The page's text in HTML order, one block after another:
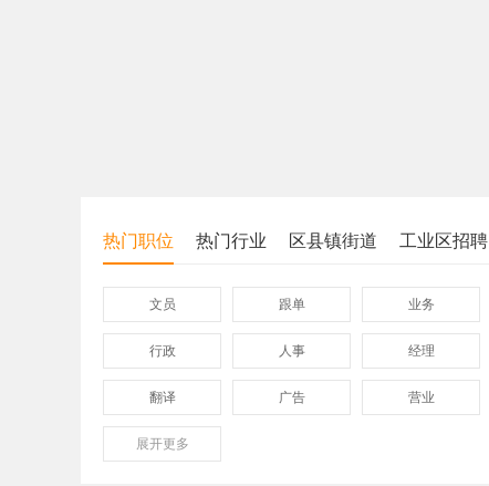
热门职位 热门行业 区县镇街道 工业区招聘
文员 跟单 业务
行政 人事 经理
翻译 广告 营业
保险
展开更多